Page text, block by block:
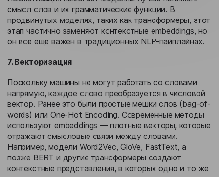
смысл слов и их грамматические функции. В
продвинутых моделях, таких как трансформеры, этот
этап частично заменяют контекстные embeddings, но
он всё ещё важен в традиционных NLP-пайплайнах.
7. Векторизация
Поскольку машины не могут работать со словами
напрямую, каждое слово преобразуется в числовой
вектор. Ранее это были простые мешки слов (bag-of-
words) или One-Hot Encoding. Современные методы
используют embeddings — плотные векторы, которые
отражают смысловые связи между словами.
Например, модели Word2Vec, GloVe, FastText, а
позже BERT и другие трансформеры создают
контекстные представления, в которых одно и то же